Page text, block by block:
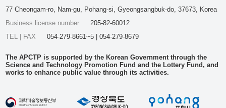
77 Cheongam-ro, Nam-gu, Pohang-si, Gyeongsangbuk-do, 37673, Korea
Business license number
205-82-60012
TEL | FAX
054-279-8661~5 | 054-279-8679
The APCTP is supported by the Korean Government through the
Science and Technology Promotion Fund and the Lottery Fund, and
works to enhance public value through its activities.